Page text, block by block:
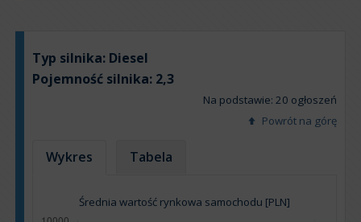
Typ silnika: Diesel
Pojemność silnika: 2,3
Na podstawie: 20 ogłoszeń
Powrót na górę
Wykres Tabela
Średnia wartość rynkowa samochodu [PLN]